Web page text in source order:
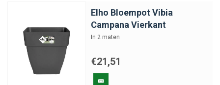
Elho Bloempot Vibia
Campana Vierkant
In 2 maten
€21,51